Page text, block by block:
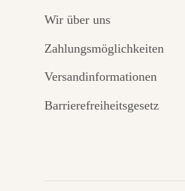
Wir über uns
Zahlungsmöglichkeiten
Versandinformationen
Barrierefreiheitsgesetz